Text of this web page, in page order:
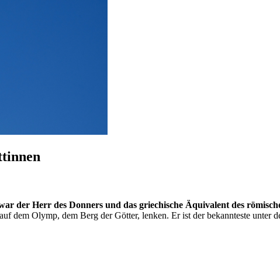
der Herr des Donners und das griechische Äquivalent des
dem Olymp, dem Berg der Götter, lenken. Er ist der bekannteste unter